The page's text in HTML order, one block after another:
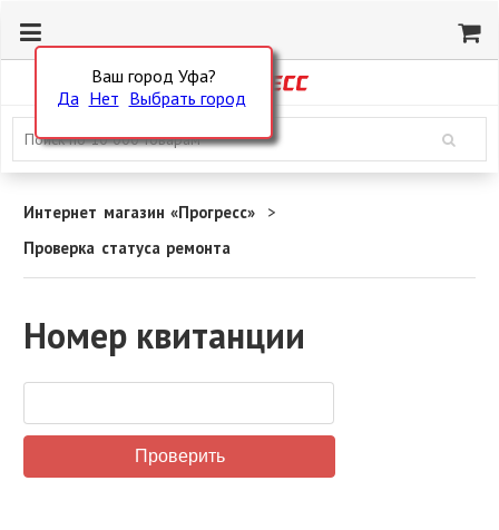
Ваш город Уфа?
Да Нет Выбрать город
Интернет магазин «Прогресс»
Проверка статуса ремонта
Номер квитанции